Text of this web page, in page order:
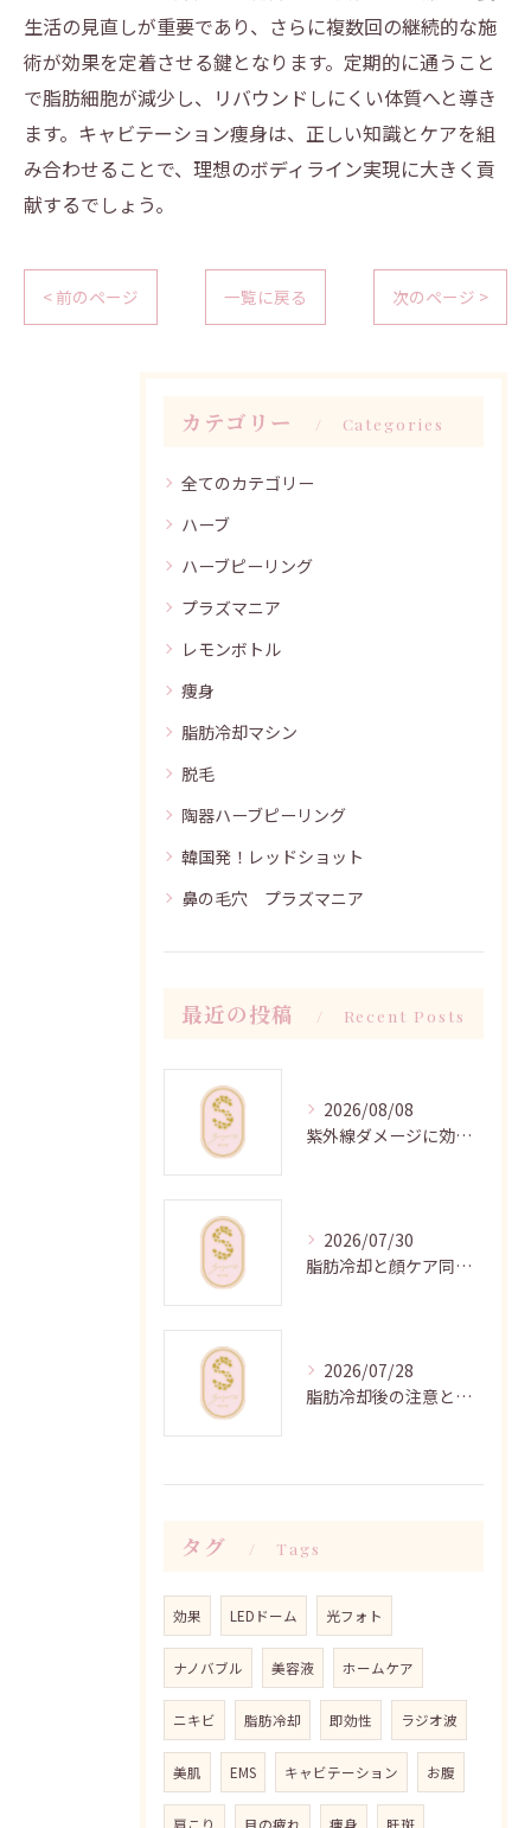
生活の見直しが重要であり、さらに複数回の継続的な施
術が効果を定着させる鍵となります。定期的に通うこと
で脂肪細胞が減少し、リバウンドしにくい体質へと導き
ます。キャビテーション痩身は、正しい知識とケアを組
み合わせることで、理想のボディライン実現に大きく貢
献するでしょう。
< 前のページ 一覧に戻る 次のページ >
カテゴリー Categories
全てのカテゴリー
ハーブ
ハーブピーリング
プラズマニア
レモンボトル
痩身
脂肪冷却マシン
脱毛
陶器ハーブピーリング
韓国発！レッドショット
鼻の毛穴 プラズマニア
最近の投稿 Recent Posts
2026/08/08
紫外線ダメージに効くハーブピーリングケア
2026/07/30
脂肪冷却と顔ケア同時施術の時短効果
2026/07/28
脂肪冷却後の注意と効果向上法
タグ Tags
効果 LEDドーム 光フォト
ナノバブル 美容液 ホームケア
ニキビ 脂肪冷却 即効性 ラジオ波
美肌 EMS キャビテーション お腹